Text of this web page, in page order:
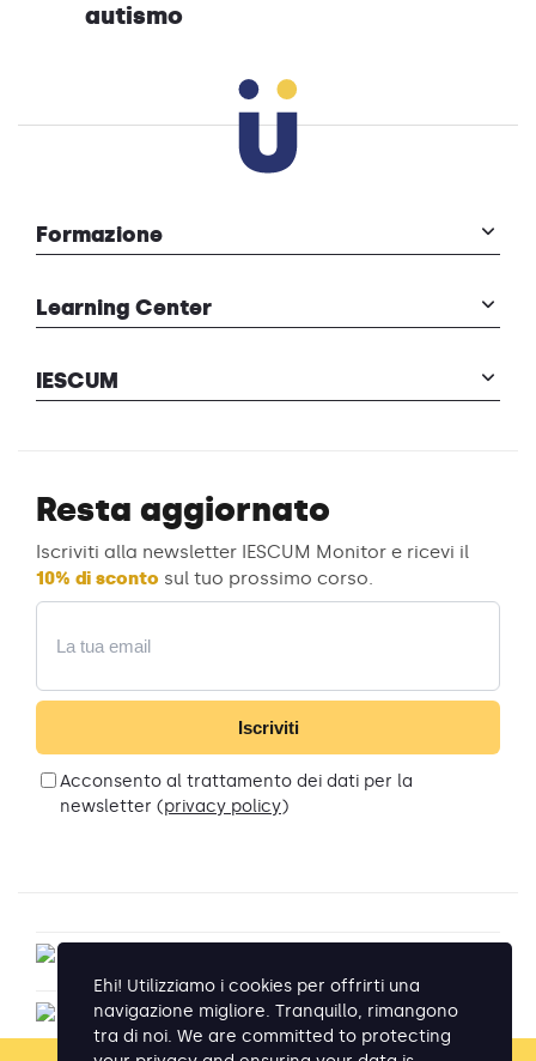
autismo
Formazione
Learning Center
IESCUM
Resta aggiornato
Iscriviti alla newsletter IESCUM Monitor e ricevi il
10% di sconto sul tuo prossimo corso.
Email
Iscriviti
Acconsento al trattamento dei dati per la
newsletter (privacy policy)
Ehi! Utilizziamo i cookies per offrirti una
navigazione migliore. Tranquillo, rimangono
tra di noi. We are committed to protecting